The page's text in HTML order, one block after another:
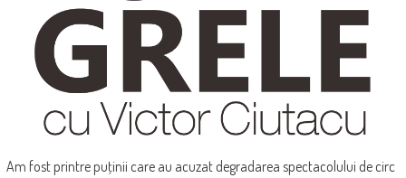
Am fost printre puţinii care au acuzat degradarea spectacolului de circ